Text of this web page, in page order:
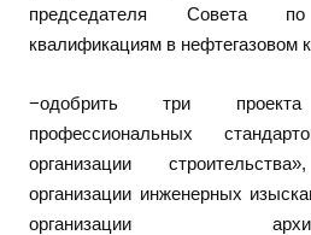
председателя Совета по
квалификациям в нефтегазовом
−одобрить три проекта
профессиональных
организации
организации инженерных
организации